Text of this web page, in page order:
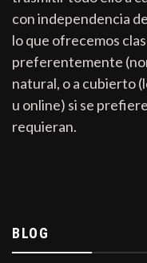
con independencia
lo que ofrecemos
preferentemente
natural, o a cubierto
u online) si se
requieran.
BLOG